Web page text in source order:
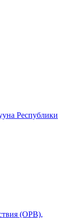
Республики
(ОРВ),